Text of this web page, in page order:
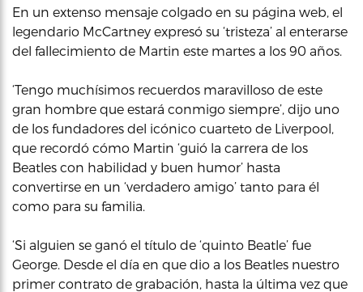
En un extenso mensaje colgado en su página web, el
legendario McCartney expresó su ‘tristeza’ al enterarse
del fallecimiento de Martin este martes a los 90 años.
‘Tengo muchísimos recuerdos maravilloso de este
gran hombre que estará conmigo siempre’, dijo uno
de los fundadores del icónico cuarteto de Liverpool,
que recordó cómo Martin ‘guió la carrera de los
Beatles con habilidad y buen humor’ hasta
convertirse en un ‘verdadero amigo’ tanto para él
como para su familia.
‘Si alguien se ganó el título de ‘quinto Beatle’ fue
George. Desde el día en que dio a los Beatles nuestro
primer contrato de grabación, hasta la última vez que